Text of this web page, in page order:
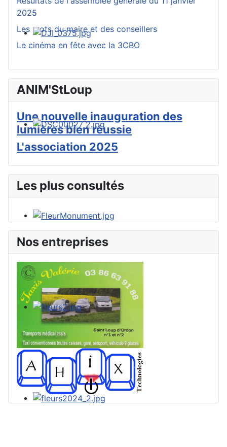
2025
Les mots du maire et des conseillers
Le cinéma en fête avec la 3CBO
ANIM'StLoup
Une nouvelle inauguration des
lumières bien réussie
L'association 2025
Les plus consultés
Nos entreprises